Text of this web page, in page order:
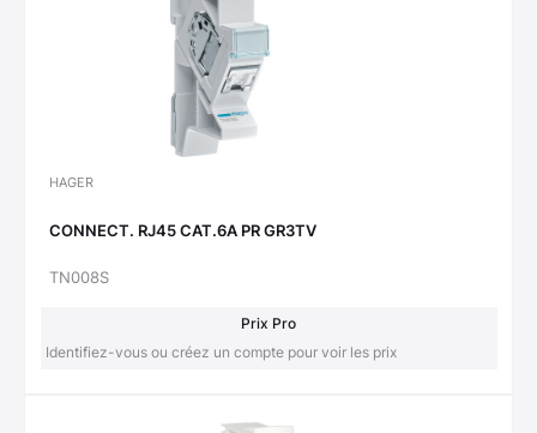
HAGER
CONNECT. RJ45 CAT.6A PR GR3TV
TN008S
Prix Pro
Identifiez-vous ou créez un compte pour voir les prix